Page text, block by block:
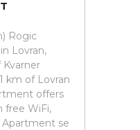
Rogic
Lovran,
km of Lovran
offers
free WiFi,
Apartment se